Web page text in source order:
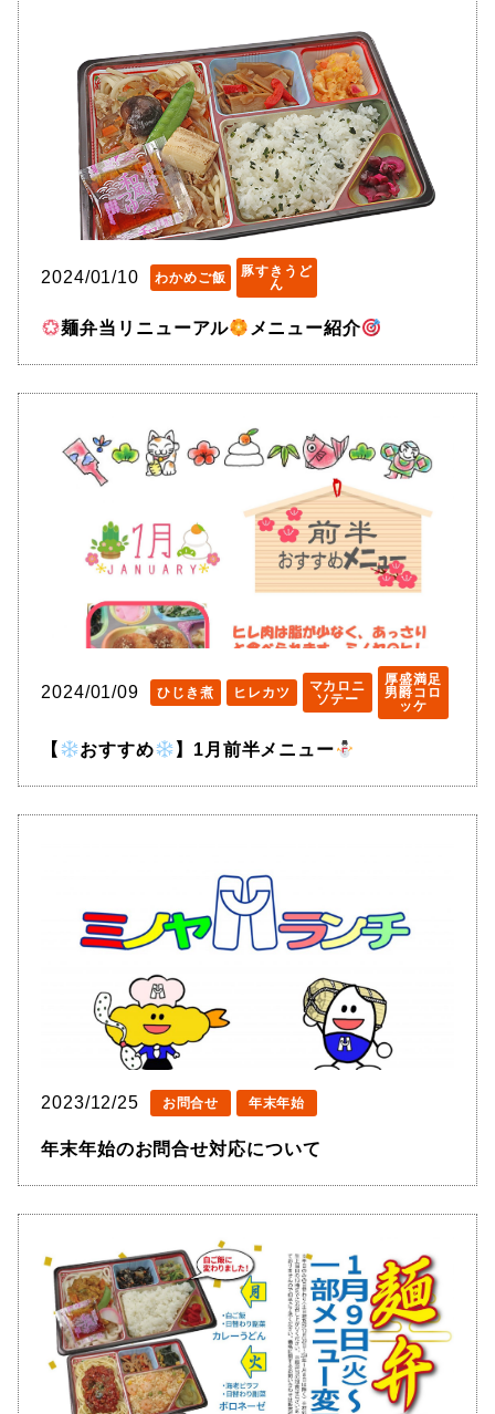
2024/01/10 わかめご飯
豚すきうど
ん
麺弁当リニューアル メニュー紹介
2024/01/09 ひじき煮 ヒレカツ
マカロニ
ソテー
厚盛満足
男爵コロ
ッケ
【 おすすめ 】1月前半メニュー
2023/12/25 お問合せ 年末年始
年末年始のお問合せ対応について